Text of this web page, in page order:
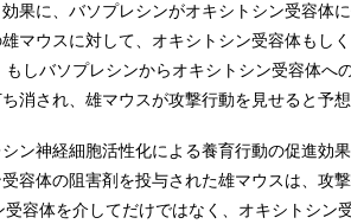
果に、バソプレシンがオキシトシン受容体
マウスに対して、オキシトシン受容体もし
しバソプレシンからオキシトシン受容体へ
消され、雄マウスが攻撃行動を見せると予想
ン神経細胞活性化による養育行動の促進効
容体の阻害剤を投与された雄マウスは、攻
容体を介してだけではなく、オキシトシン